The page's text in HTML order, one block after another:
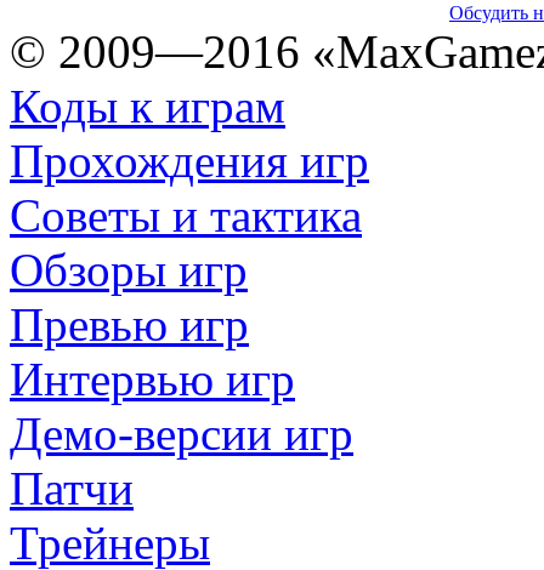
Обсудить
© 2009—2016
Коды к играм
Прохождения игр
Советы и тактика
Обзоры игр
Превью игр
Интервью игр
Демо-версии игр
Патчи
Трейнеры